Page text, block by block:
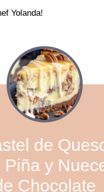
Yolanda!
de
Piña y
Chocolate